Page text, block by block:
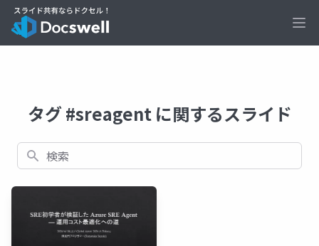
タグ #sreagent に関するスライド
検索